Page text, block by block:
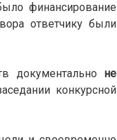
финансирование
ответчику были
документально не
конкурсной